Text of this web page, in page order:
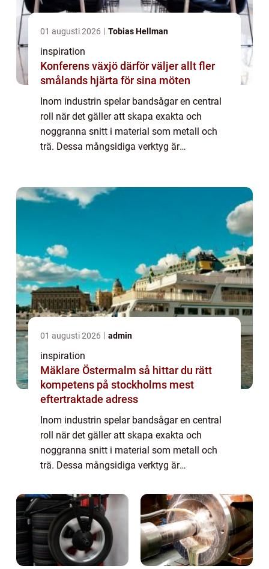
01 augusti 2026 Tobias Hellman
inspiration
Konferens växjö därför väljer allt fler
smålands hjärta för sina möten
Inom industrin spelar bandsågar en central
roll när det gäller att skapa exakta och
noggranna snitt i material som metall och
trä. Dessa mångsidiga verktyg är
01 augusti 2026 admin
inspiration
Mäklare Östermalm så hittar du rätt
kompetens på stockholms mest
eftertraktade adress
Inom industrin spelar bandsågar en central
roll när det gäller att skapa exakta och
noggranna snitt i material som metall och
trä. Dessa mångsidiga verktyg är
erbjuder l&o...